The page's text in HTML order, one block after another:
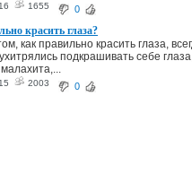
1655 0
красить глаза?
как правильно красить глаза,
подкрашивать себе
2003 0